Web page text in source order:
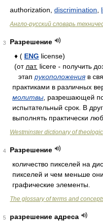
authorization, discrimination
Англо-русский словарь
3
Разрешение
♦ ( ENG license)
(от лат. licere - получить
этап рукоположенияв
практиками в различных
молитвы , разрешающей
испытательный срок. В
выполнять практически
Westminster dictionary of
4
Разрешение
количество пикселей на
пикселей и чем меньше
графические элементы.
The glossary of terms and
5
разрешение адреса